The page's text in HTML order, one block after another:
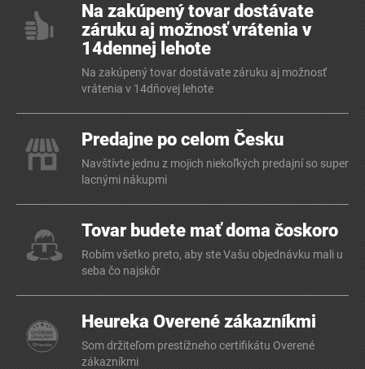
Na zakúpený tovar dostávate
záruku aj možnosť vrátenia v
14dennej lehote
Na zakúpený tovar dostávate záruku aj možnosť
vrátenia v 14dňovej lehote
Predajne po celom Česku
Navštívte jednu z mojich niekoľkých predajní so super
lacnými nákupmi
Tovar budete mať doma čoskoro
Robím všetko preto, aby ste Vašu objednávku mali u
seba čo najskôr
Heureka Overené zákazníkmi
Som držiteľom prestížneho certifikátu Overené
zákazníkmi